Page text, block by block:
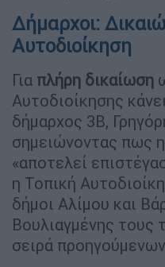
Δήμαρχοι:
Αυτοδιοίκηση
Για πλήρη δικαίωση
Αυτοδιοίκησης
δήμαρχος 3Β,
σημειώνοντας πως
«αποτελεί
η Τοπική
δήμοι Αλίμου και
Βουλιαγμένης τους
σειρά